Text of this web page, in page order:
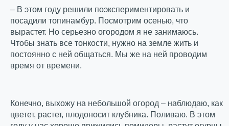
– В этом году решили поэкспериментировать и
посадили топинамбур. Посмотрим осенью, что
вырастет. Но серьезно огородом я не занимаюсь.
Чтобы знать все тонкости, нужно на земле жить и
постоянно с ней общаться. Мы же на ней проводим
время от времени.
Конечно, выхожу на небольшой огород – наблюдаю, как
цветет, растет, плодоносит клубника. Поливаю. В этом